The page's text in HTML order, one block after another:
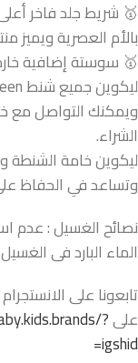
🥇 شريط جلد فاخر
بالأم العصرية ويميز
🥇 سوستة إضافية
ويمكنك التواصل مع
الشراء.
ليكوين خامة الشنطة
وتساعد في الحفاظ
نصائح الغسيل : عدم
الماء البارد فى الغسيل
تابعونا على الانستجرام
على?
igshid=